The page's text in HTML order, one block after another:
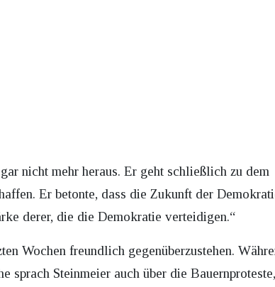
nicht mehr heraus. Er geht schließlich zu dem
Er betonte, dass die Zukunft der
derer, die die Demokratie verteidigen.“
Wochen freundlich gegenüberzustehen.
sprach Steinmeier auch über die